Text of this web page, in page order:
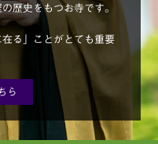
歴史をもつお寺です。
る」ことがとても重要
ら